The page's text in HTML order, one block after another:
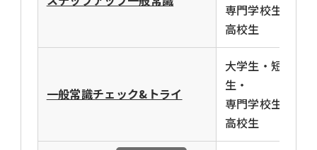
専門学校生・
高校生
一般常識チェック&トライ
大学生・短大
生・
専門学校生・
高校生